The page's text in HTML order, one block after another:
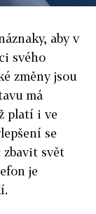
aby v
svého
změny jsou
má
platí i ve
se
svět
je